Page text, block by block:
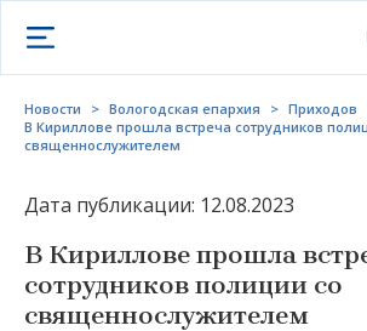
Открыть меню
Новости > Вологодская епархия > Приходов
В Кириллове прошла встреча сотрудников
священнослужителем
Дата публикации: 12.08.2023
В Кириллове прошла
сотрудников полиции со
священнослужителем